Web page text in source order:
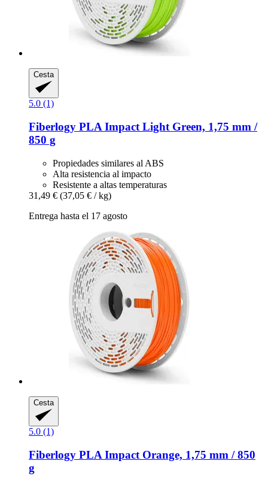
Cesta
5.0 (1)
Fiberlogy PLA Impact Light Green, 1,75 mm /
850 g
Propiedades similares al ABS
Alta resistencia al impacto
Resistente a altas temperaturas
31,49 € (37,05 € / kg)
Entrega hasta el 17 agosto
Cesta
5.0 (1)
Fiberlogy PLA Impact Orange, 1,75 mm / 850
g